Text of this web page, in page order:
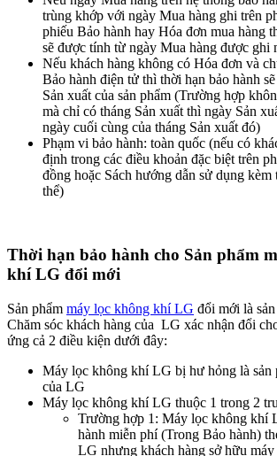
trùng khớp với ngày Mua hàng ghi trên
phiếu Bảo hành hay Hóa đơn mua hàng
sẽ được tính từ ngày Mua hàng được ghi
Nếu khách hàng không có Hóa đơn và
Bảo hành điện tử thì thời hạn bảo hành
Sản xuất của sản phẩm (Trường hợp
mà chỉ có tháng Sản xuất thì ngày Sản
ngày cuối cùng của tháng Sản xuất đó)
Phạm vi bảo hành: toàn quốc (nếu có
định trong các điều khoản đặc biệt trên
đồng hoặc Sách hướng dẫn sử dụng kèm
thể)
Thời hạn bảo hành cho Sản phẩm
khí LG đổi mới
Sản phẩm máy lọc không khí LG đổi mới là
Chăm sóc khách hàng của LG xác nhận đổi
ứng cả 2 điều kiện dưới đây:
Máy lọc không khí LG bị hư hỏng là sản
của LG
Máy lọc không khí LG thuộc 1 trong 2
Trường hợp 1: Máy lọc không khí
hành miễn phí (Trong Bảo hành)
LG nhưng khách hàng sở hữu